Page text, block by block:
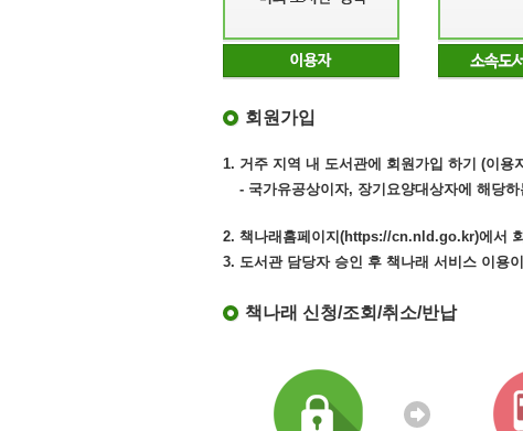
회원가입
1. 거주 지역 내 도서관에 회원가입 하기 (이용
- 국가유공상이자, 장기요양대상자에 해당
2. 책나래홈페이지(https://cn.nld.go.kr)에서
3. 도서관 담당자 승인 후 책나래 서비스 이용
책나래 신청/조회/취소/반납